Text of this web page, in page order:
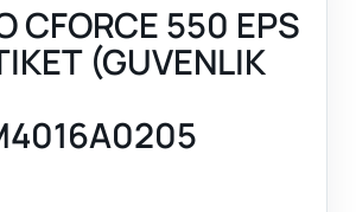
CFORCE 550 EPS
(GUVENLIK